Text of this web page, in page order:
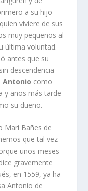
a su hijo
viviere de sus
muy pequeños al
última voluntad.
antes que su
descendencia
Antonio como
y años más tarde
su dueño.
Mari Bañes de
que tal vez
unos meses
gravemente
en 1559, ya ha
Antonio de